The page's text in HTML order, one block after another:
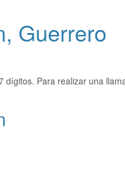
Guerrero
dígitos. Para realizar una